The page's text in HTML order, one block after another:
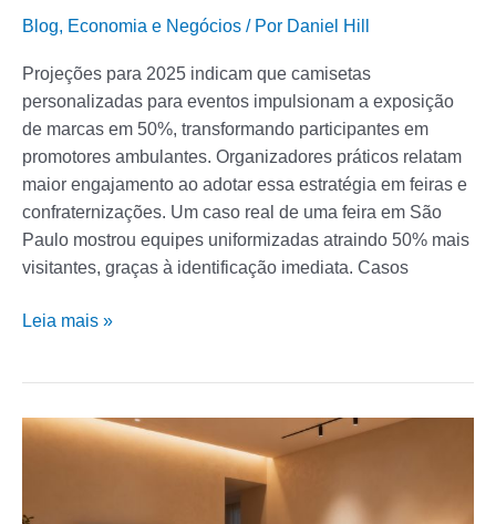
Blog, Economia e Negócios / Por Daniel Hill
Projeções para 2025 indicam que camisetas
personalizadas para eventos impulsionam a exposição
de marcas em 50%, transformando participantes em
promotores ambulantes. Organizadores práticos relatam
maior engajamento ao adotar essa estratégia em feiras e
confraternizações. Um caso real de uma feira em São
Paulo mostrou equipes uniformizadas atraindo 50% mais
visitantes, graças à identificação imediata. Casos
Leia mais »
Tendências
A